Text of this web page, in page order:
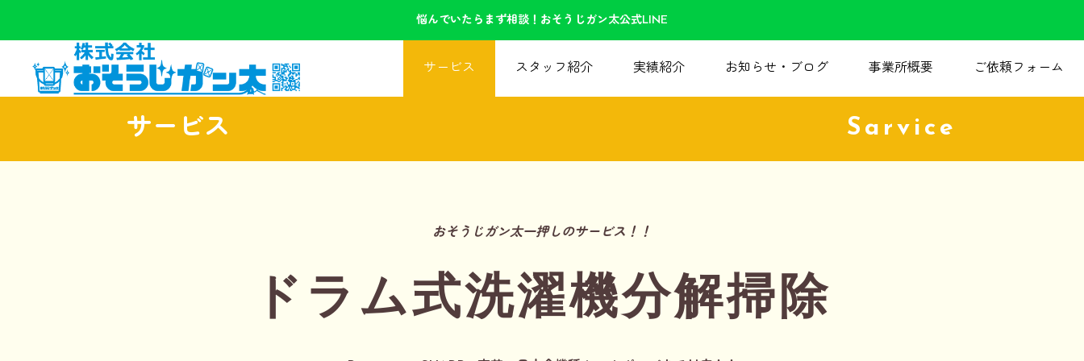
悩んでいたらまず相談！おそうじガン太公式LINE
サービス スタッフ紹介 実績紹介 お知らせ・ブログ 事業所概要 ご依頼フォーム
サービス Sarvice
おそうじガン太一押しのサービス！！
ドラム式洗濯機分解掃除